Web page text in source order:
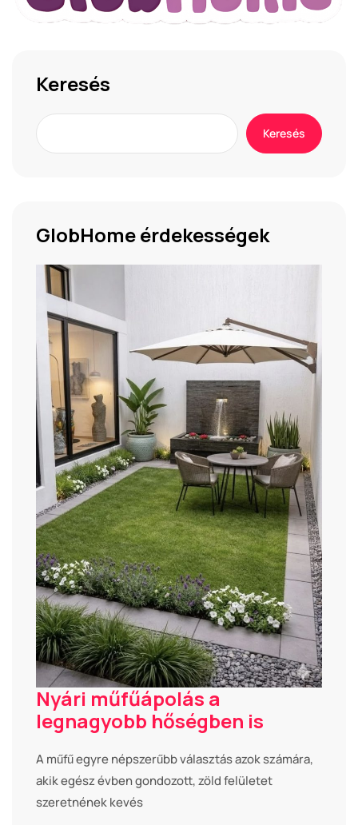
Keresés
Keresés
GlobHome érdekességek
Nyári műfűápolás a
legnagyobb hőségben is
A műfű egyre népszerűbb választás azok számára,
akik egész évben gondozott, zöld felületet
szeretnének kevés